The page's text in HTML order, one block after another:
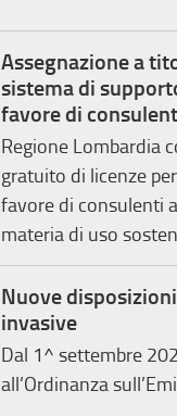
Assegnazione a
sistema di
favore di
Regione Lombardia
gratuito di licenze
favore di consulenti
materia di uso
Nuove
invasive
Dal 1^ settembre
all’Ordinanza